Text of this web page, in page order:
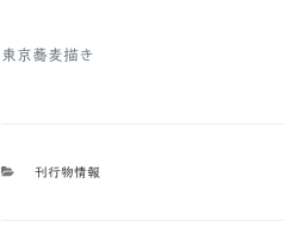
東京蕎麦描き
カ
刊行物情報